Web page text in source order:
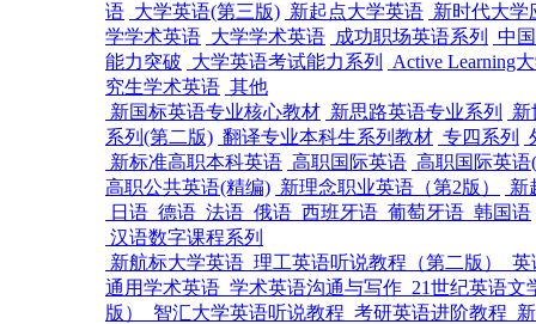
语 大学英语(第三版) 新起点大学英语 新时代大学
学学术英语 大学学术英语 成功职场英语系列
中
能力突破 大学英语考试能力系列
Active Learning
究生学术英语 其他
新国标英语专业核心教材 新思路英语专业系列
新
系列(第二版) 翻译专业本科生系列教材 专四系列
新标准高职本科英语 高职国际英语 高职国际英语
高职公共英语(精编) 新理念职业英语（第2版）
新
日语 德语 法语 俄语 西班牙语 葡萄牙语 韩国语
汉语数字课程系列
新航标大学英语 理工英语听说教程（第二版）
英
通用学术英语 学术英语沟通与写作 21世纪英语文
版）
智汇大学英语听说教程 考研英语进阶教程